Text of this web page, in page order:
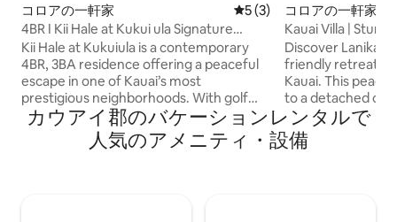
コロアの一軒家 レビュー3件、5つ星中5つ
5 (3)
4BR I Kii Hale at Kukui ula Signature
Retreat
Kii Hale at Kukuiula is a contemporary
4BR, 3BA residence offering a peaceful
escape in one of Kauai’s most
prestigious neighborhoods. With golf
course vistas, a private heated pool, and
open-air living spaces, this home invites
relaxation in every corner. All bedrooms
コロアの一軒家
Kauai Villa |
& Spa
Discover Lanikai
friendly retreat
Kauai. This
to a detached
comfortably
guests. Enjoy a
pit, outdoor
カウアイ郡のバケーションレンタルで
人気のアメニティ・設備